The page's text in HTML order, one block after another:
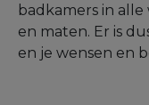
badkamers in
en maten. Er is
en je wensen en